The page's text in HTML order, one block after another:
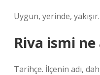
Uygun, yerinde, yakışır.
Riva ismi
Tarihçe. İlçenin adı,